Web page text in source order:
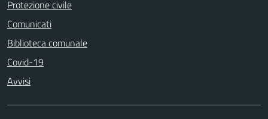
Protezione civile
Comunicati
Biblioteca comunale
Covid-19
Avvisi